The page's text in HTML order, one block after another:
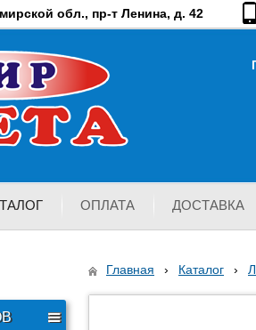
обл., пр-т Ленина, д. 42
ОПЛАТА ДОСТАВКА
Главная › Каталог ›